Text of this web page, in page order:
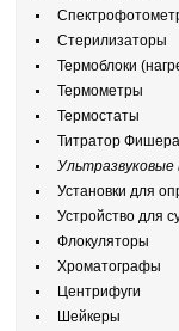
Стерилизаторы
Термоблоки
Термометры
Термостаты
Титратор Фишера
Ультразвуковые
Установки для
Устройство для
Флокуляторы
Хроматографы
Центрифуги
Шейкеры